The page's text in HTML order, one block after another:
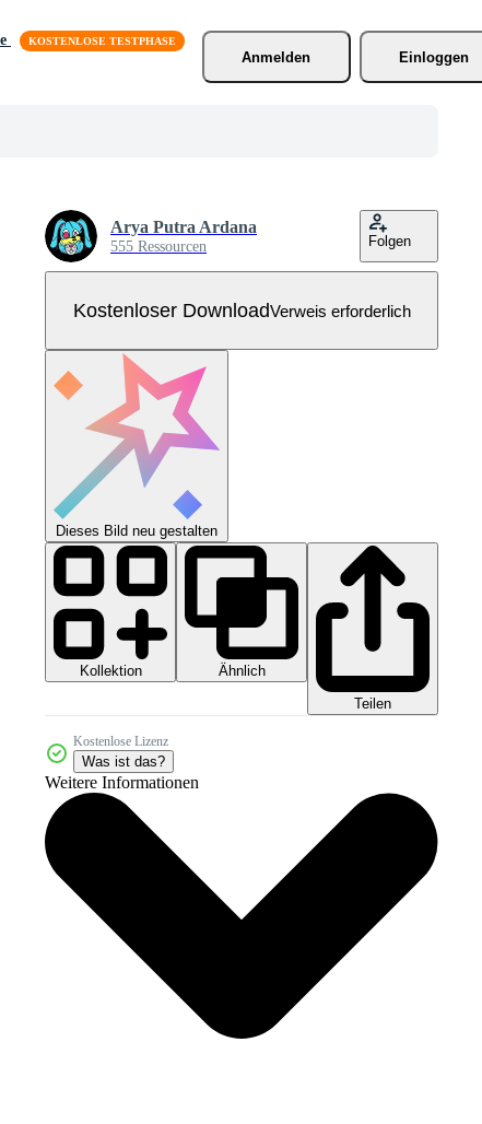
Anmelden
Einloggen
Arya Putra Ardana
555 Ressourcen Folgen
Kostenloser DownloadVerweis erforderlich
Dieses Bild neu gestalten
Kollektion
Ähnlich
Teilen
Kostenlose Lizenz
Was ist das?
Weitere Informationen